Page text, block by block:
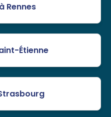
Rennes
Étienne